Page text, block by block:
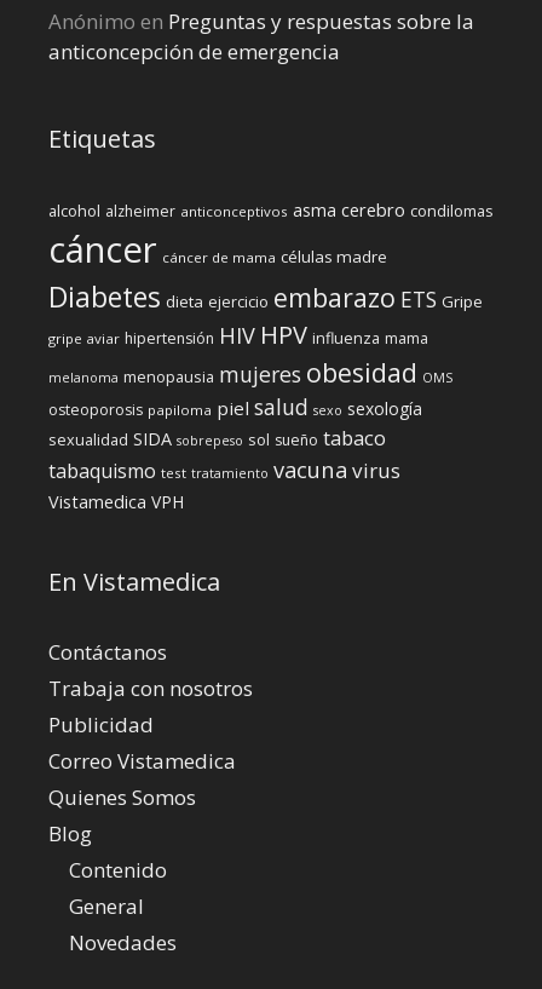
Anónimo en Preguntas y respuestas sobre la
anticoncepción de emergencia
Etiquetas
alcohol alzheimer anticonceptivos asma cerebro condilomas
cáncer cáncer de mama células madre
Diabetes dieta ejercicio embarazo ETS Gripe
gripe aviar hipertensión HIV HPV influenza mama
melanoma menopausia mujeres obesidad OMS
osteoporosis papiloma piel salud sexo sexología
sexualidad SIDA sobrepeso sol sueño tabaco
tabaquismo test tratamiento vacuna virus
Vistamedica VPH
En Vistamedica
Contáctanos
Trabaja con nosotros
Publicidad
Correo Vistamedica
Quienes Somos
Blog
Contenido
General
Novedades